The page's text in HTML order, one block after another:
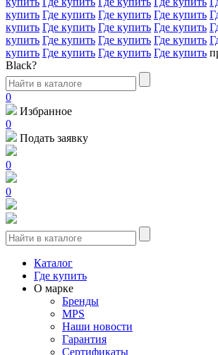
купить Где купить Где купить Где купить
купить Где купить Где купить Где купить
купить Где купить Где купить Где купить
купить Где купить Где купить Где купить
Black?
0
Избранное
0
Подать заявку
0
0
Каталог
Где купить
О марке
Бренды
MPS
Наши новости
Гарантия
Сертификаты